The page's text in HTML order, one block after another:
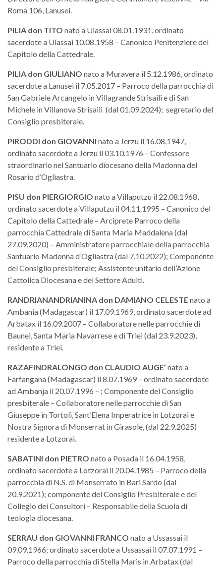
Roma 106, Lanusei.
PILIA don TITO nato a Ulassai 08.01.1931, ordinato
sacerdote a Ulassai 10.08.1958 – Canonico Penitenziere del
Capitolo della Cattedrale.
PILIA don GIULIANO nato a Muravera il 5.12.1986, ordinato
sacerdote a Lanusei il 7.05.2017 – Parroco della parrocchia di
San Gabriele Arcangelo in Villagrande Strisaili e di San
Michele in Villanova Strisaili (dal 01.09.2024); segretario del
Consiglio presbiterale.
PIRODDI don GIOVANNI nato a Jerzu il 16.08.1947,
ordinato sacerdote a Jerzu il 03.10.1976 – Confessore
straordinario nel Santuario diocesano della Madonna del
Rosario d’Ogliastra.
PISU don PIERGIORGIO nato a Villaputzu il 22.08.1968,
ordinato sacerdote a Villaputzu il 04.11.1995 – Canonico del
Capitolo della Cattedrale – Arciprete Parroco della
parrocchia Cattedrale di Santa Maria Maddalena (dal
27.09.2020) – Amministratore parrocchiale della parrocchia
Santuario Madonna d’Ogliastra (dal 7.10.2022); Componente
del Consiglio presbiterale; Assistente unitario dell’Azione
Cattolica Diocesana e del Settore Adulti.
RANDRIANANDRIANINA don DAMIANO CELESTEnato a
Ambania (Madagascar) il 17.09.1969, ordinato sacerdote ad
Arbatax il 16.09.2007 – Collaboratore nelle parrocchie di
Baunei, Santa Maria Navarrese e di Triei (dal 23.9.2023),
residente a Triei.
RAZAFINDRALONGO don CLAUDIO AUGE’ nato a
Farfangana (Madagascar) il 8.07.1969 – ordinato sacerdote
ad Ambanja il 20.07.1996 – ; Componente del Consiglio
presbiterale – Collaboratore nelle parrocchie di San
Giuseppe in Tortolì, Sant’Elena Imperatrice in Lotzorai e
Nostra Signora di Monserrat in Girasole, (dal 22.9.2025)
residente a Lotzorai.
SABATINI don PIETRO nato a Posada il 16.04.1958,
ordinato sacerdote a Lotzorai il 20.04.1985 – Parroco della
parrocchia di N.S. di Monserrato in Bari Sardo (dal
20.9.2021); componente del Consiglio Presbiterale e del
Collegio dei Consultori – Responsabile della Scuola di
teologia diocesana.
SERRAU don GIOVANNI FRANCO nato a Ussassai il
09.09.1966; ordinato sacerdote a Ussassai il 07.07.1991 –
Parroco della parrocchia di Stella Maris in Arbatax (dal